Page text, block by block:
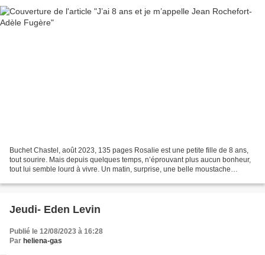
Buchet Chastel, août 2023, 135 pages Rosalie est une petite fille de 8 ans,
tout sourire. Mais depuis quelques temps, n’éprouvant plus aucun bonheur,
tout lui semble lourd à vivre. Un matin, surprise, une belle moustache
Jeudi- Eden Levin
Publié le 12/08/2023 à 16:28
Par heliena-gas